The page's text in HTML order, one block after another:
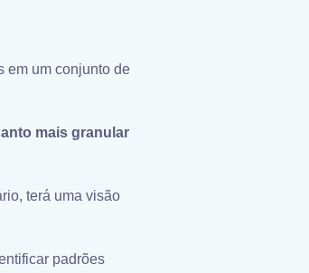
em um conjunto de
mais granular
terá uma visão
padrões